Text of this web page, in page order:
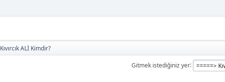
Kıvırcık ALİ Kimdir?
Gitmek istediğiniz yer